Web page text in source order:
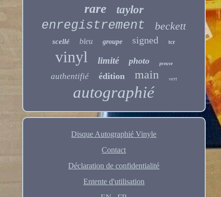
rare taylor
enregistrement beckett
scellé bleu groupe signed tcr
vinyl limité photo preuve
authentifié édition main vert
autographié
Disque Autographié Vinyle
Contact
Déclaration de confidentialité
Entente d'utilisation